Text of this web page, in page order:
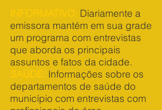
INFORMATIVO: Diariamente a
emissora mantém em sua grade
um programa com entrevistas
que aborda os principais
assuntos e fatos da cidade.
SAÚDE: Informações sobre os
departamentos de saúde do
município com entrevistas com